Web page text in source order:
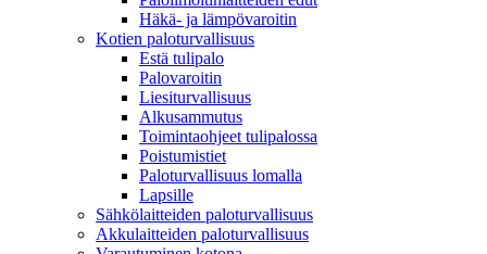
Häkä- ja lämpövaroitin
Kotien paloturvallisuus
Estä tulipalo
Palovaroitin
Liesiturvallisuus
Alkusammutus
Toimintaohjeet tulipalossa
Poistumistiet
Paloturvallisuus lomalla
Lapsille
Sähkölaitteiden paloturvallisuus
Akkulaitteiden paloturvallisuus